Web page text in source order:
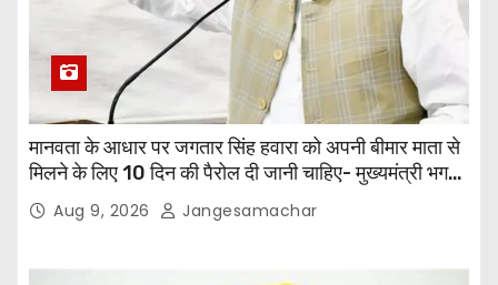
मानवता के आधार पर जगतार सिंह हवारा को अपनी बीमार माता से
मिलने के लिए 10 दिन की पैरोल दी जानी चाहिए- मुख्यमंत्री भगवंत
सिंह मानAug 9, 2026 Jangesamachar